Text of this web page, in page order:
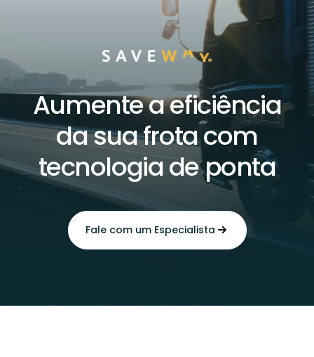
Aumente a eficiência
da sua frota com
tecnologia de ponta
Fale com um Especialista